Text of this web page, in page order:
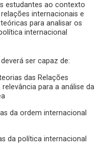
estudantes ao contexto
internacionais e
para analisar os
internacional
ser capaz de:
das Relações
para a análise da
da ordem internacional
da política internacional